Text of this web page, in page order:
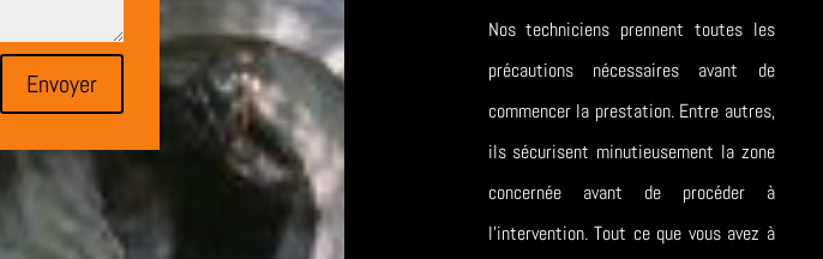
Envoyer
Nos techniciens prennent toutes les
précautions nécessaires avant de
commencer la prestation. Entre autres,
ils sécurisent minutieusement la zone
concernée avant de procéder à
l’intervention. Tout ce que vous avez à